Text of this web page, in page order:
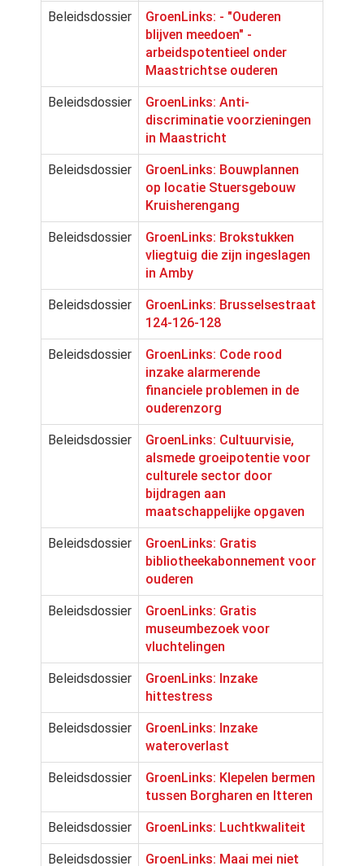
Beleidsdossier
GroenLinks: - "Ouderen
blijven meedoen" -
arbeidspotentieel onder
Maastrichtse ouderen
Beleidsdossier
GroenLinks: Anti-
discriminatie voorzieningen
in Maastricht
Beleidsdossier
GroenLinks: Bouwplannen
op locatie Stuersgebouw
Kruisherengang
Beleidsdossier
GroenLinks: Brokstukken
vliegtuig die zijn ingeslagen
in Amby
Beleidsdossier
GroenLinks: Brusselsestraat
124-126-128
Beleidsdossier
GroenLinks: Code rood
inzake alarmerende
financiele problemen in de
ouderenzorg
Beleidsdossier
GroenLinks: Cultuurvisie,
alsmede groeipotentie voor
culturele sector door
bijdragen aan
maatschappelijke opgaven
Beleidsdossier
GroenLinks: Gratis
bibliotheekabonnement voor
ouderen
Beleidsdossier
GroenLinks: Gratis
museumbezoek voor
vluchtelingen
Beleidsdossier
GroenLinks: Inzake
hittestress
Beleidsdossier
GroenLinks: Inzake
wateroverlast
Beleidsdossier
GroenLinks: Klepelen bermen
tussen Borgharen en Itteren
Beleidsdossier GroenLinks: Luchtkwaliteit
Beleidsdossier GroenLinks: Maai mei niet